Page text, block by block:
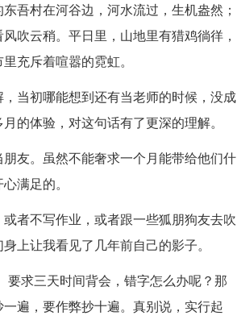
村在河谷边，河水流过，生机盎然；
吹云稍。平日里，山地里有猎鸡徜徉，
充斥着喧嚣的霓虹。
当初哪能想到还有当老师的时候，没成
的体验，对这句话有了更深的理解。
友。虽然不能奢求一个月能带给他们什
满足的。
者不写作业，或者跟一些狐朋狗友去吹
上让我看见了几年前自己的影子。
求三天时间背会，错字怎么办呢？那
遍，要作弊抄十遍。真别说，实行起